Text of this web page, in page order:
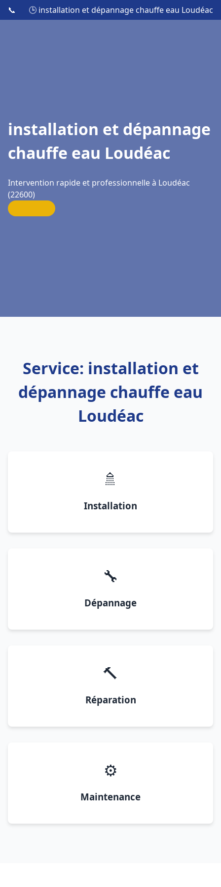
📞 🕒 installation et dépannage chauffe eau Loudéac
installation et dépannage
chauffe eau Loudéac
Intervention rapide et professionnelle à Loudéac
(22600)
Service: installation et
dépannage chauffe eau
Loudéac
🚿
Installation
🔧
Dépannage
🔨
Réparation
⚙️
Maintenance